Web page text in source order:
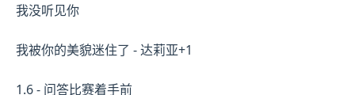
我没听见你
我被你的美貌迷住了 - 达莉亚+1
1.6 - 问答比赛着手前